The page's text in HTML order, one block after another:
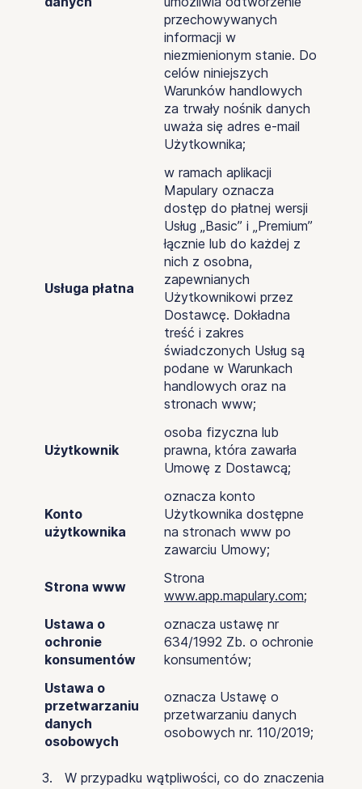
przechowywanych
informacji w
niezmienionym stanie. Do
celów niniejszych
Warunków handlowych
za trwały nośnik danych
uważa się adres e-mail
Użytkownika;
Usługa płatna
w ramach aplikacji
Mapulary oznacza
dostęp do płatnej wersji
Usług „Basic” i „Premium”
łącznie lub do każdej z
nich z osobna,
zapewnianych
Użytkownikowi przez
Dostawcę. Dokładna
treść i zakres
świadczonych Usług są
podane w Warunkach
handlowych oraz na
stronach www;
Użytkownik
osoba fizyczna lub
prawna, która zawarła
Umowę z Dostawcą;
Konto
użytkownika
oznacza konto
Użytkownika dostępne
na stronach www po
zawarciu Umowy;
Strona www
Strona
www.app.mapulary.com;
Ustawa o
ochronie
konsumentów
oznacza ustawę nr
634/1992 Zb. o ochronie
konsumentów;
Ustawa o
przetwarzaniu
danych
osobowych
oznacza Ustawę o
przetwarzaniu danych
osobowych nr. 110/2019;
W przypadku wątpliwości, co do znaczenia